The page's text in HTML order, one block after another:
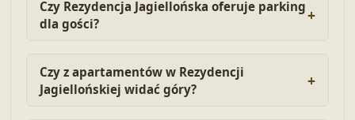
Czy Rezydencja Jagiellońska oferuje parking
dla gości?
Czy z apartamentów w Rezydencji
Jagiellońskiej widać góry?